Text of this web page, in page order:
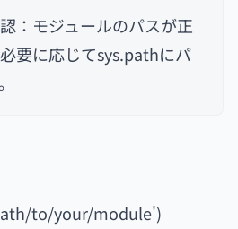
：モジュールのパスが正
要に応じてsys.pathにパ
to/your/module')